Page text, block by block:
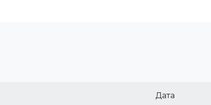
Дата